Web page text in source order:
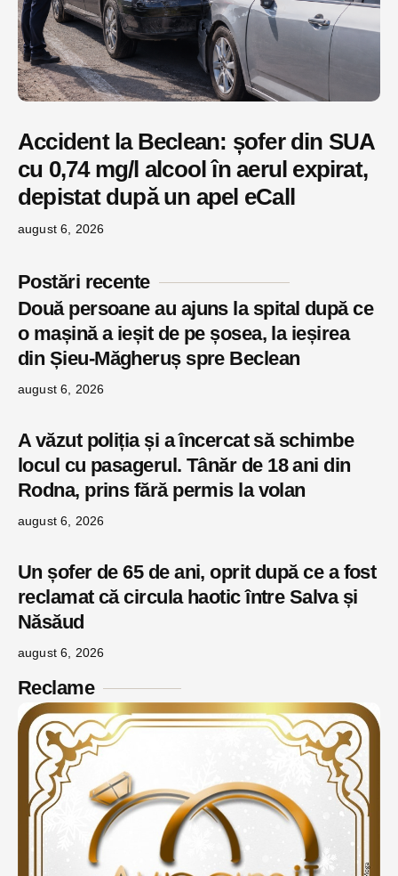
Accident la Beclean: șofer din SUA
cu 0,74 mg/l alcool în aerul expirat,
depistat după un apel eCall
august 6, 2026
Postări recente
Două persoane au ajuns la spital după ce
o mașină a ieșit de pe șosea, la ieșirea
din Șieu-Măgheruș spre Beclean
august 6, 2026
A văzut poliția și a încercat să schimbe
locul cu pasagerul. Tânăr de 18 ani din
Rodna, prins fără permis la volan
august 6, 2026
Un șofer de 65 de ani, oprit după ce a fost
reclamat că circula haotic între Salva și
Năsăud
august 6, 2026
Reclame